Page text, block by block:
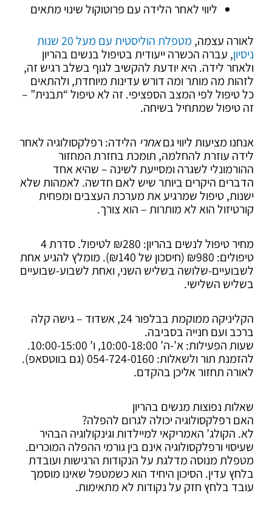
ליווי לאחר הלידה עם פרוטוקול שינוי מתאים
לאורה עצמה,
מטפלת הוליסטית עם מעל 20 שנות
ניסיון, עברה הכשרה ייעודית בטיפול בנשים בהריון
ולאחר לידה. היא יודעת להקשיב לגוף בשלב רגיש זה,
לזהות מה מותר ומה דורש עדינות מיוחדת, ולהתאים
כל טיפול לפי המצב הספציפי. זה לא טיפול “תבנית” –
זה טיפול שמתחיל בשיחה.
אנחנו מציעות ליווי גםאחרי הלידה: רפלקסולוגיה לאחר
לידה עוזרת להחלמה, תומכת בחזרת המחזור
ההורמונלי לשגרה ומסייעת לשינה – שהיא אחד
הדברים היקרים ביותר שיש לאם חדשה. לאמהות שלא
ישנות, טיפול שמרגיע את מערכת העצבים ומפחית
קורטיזול הוא לא מותרות – הוא צורך.
מחיר טיפול לנשים בהריון: ₪280 לטיפול. סדרת 4
טיפולים: ₪980 (חיסכון של ₪140). מומלץ להגיע אחת
לשבועיים-שלושה בשליש השני, ואחת לשבוע-שבועיים
בשליש השלישי.
הקליניקה ממוקמת בבלפור 24, אשדוד – גישה קלה
ברכב ועם חנייה בסביבה.
שעות הפעילות: א’-ה’ 10:00-18:00, ו’ 10:00-15:00.
להזמנת תור ולשאלות: 054-724-0160 (גם בווטסאפ).
לאורה תחזור אליכן בהקדם.
שאלות נפוצות מנשים בהריון
האם רפלקסולוגיה יכולה לגרום להפלה?
לא. הקולג’ האמריקאי למיילדות וגינקולוגיה הבהיר
שעיסוי ורפלקסולוגיה אינם בין גורמי ההפלה המוכרים.
מטפלת מנוסה מדלגת על הנקודות הרגישות ועובדת
בלחץ עדין. הסיכון היחיד הוא כשמטפל שאינו מוסמך
עובד בלחץ חזק על נקודות לא מתאימות.